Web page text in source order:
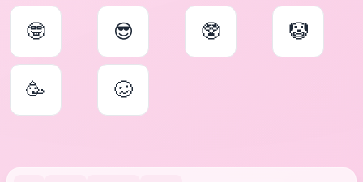
🤓 😎 🥸 🤡
🥳 🥴